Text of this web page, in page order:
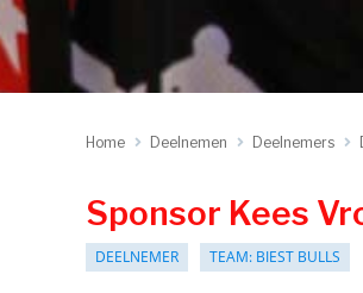
Home Deelnemen Deelnemers
Sponsor Kees
DEELNEMER TEAM: BIEST BULLS